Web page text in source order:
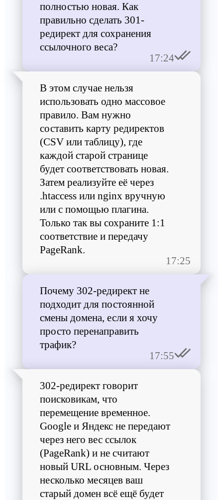
полностью новая. Как
правильно сделать 301-
редирект для сохранения
ссылочного веса?
17:24
В этом случае нельзя
использовать одно массовое
правило. Вам нужно
составить карту редиректов
(CSV или таблицу), где
каждой старой странице
будет соответствовать новая.
Затем реализуйте её через
.htaccess или nginx вручную
или с помощью плагина.
Только так вы сохраните 1:1
соответствие и передачу
PageRank.
17:25
Почему 302-редирект не
подходит для постоянной
смены домена, если я хочу
просто перенаправить
трафик?
17:55
302-редирект говорит
поисковикам, что
перемещение временное.
Google и Яндекс не передают
через него вес ссылок
(PageRank) и не считают
новый URL основным. Через
несколько месяцев ваш
старый домен всё ещё будет